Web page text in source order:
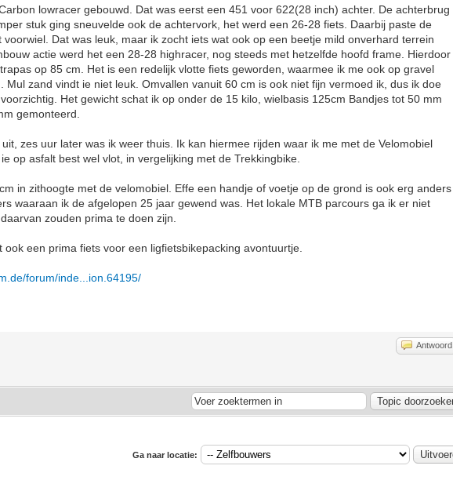
lowracer gebouwd. Dat was eerst een 451 voor 622(28 inch) achter. De achterbrug
stuk ging sneuvelde ook de achtervork, het werd een 26-28 fiets. Daarbij paste de
Dat was leuk, maar ik zocht iets wat ook op een beetje mild onverhard terrein
actie werd het een 28-28 highracer, nog steeds met hetzelfde hoofd frame. Hierdoor
op 85 cm. Het is een redelijk vlotte fiets geworden, waarmee ik me ook op gravel
Mul zand vindt ie niet leuk. Omvallen vanuit 60 cm is ook niet fijn vermoed ik, dus ik doe
Het gewicht schat ik op onder de 15 kilo, wielbasis 125cm Bandjes tot 50 mm
gemonteerd.
zes uur later was ik weer thuis. Ik kan hiermee rijden waar ik me met de Velomobiel
op asfalt best wel vlot, in vergelijking met de Trekkingbike.
in zithoogte met de velomobiel. Effe een handje of voetje op de grond is ook erg anders
waaraan ik de afgelopen 25 jaar gewend was. Het lokale MTB parcours ga ik er niet
zouden prima te doen zijn.
een prima fiets voor een ligfietsbikepacking avontuurtje.
forum/inde...ion.64195/
Antwoord
Ga naar locatie: